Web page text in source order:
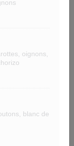
oignons,
blanc de